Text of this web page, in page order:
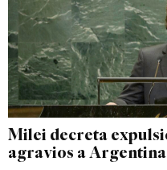
Milei decreta
agravios a Argentina